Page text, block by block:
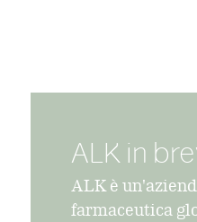
ALK in
ALK è
farmaceutica